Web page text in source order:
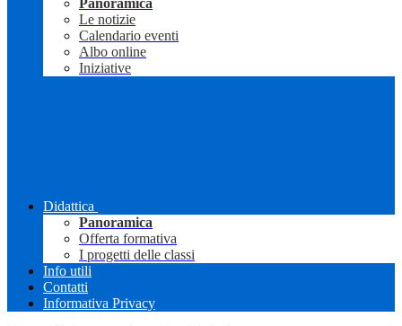
Panoramica
Le notizie
Calendario eventi
Albo online
Iniziative
Didattica
Panoramica
Offerta formativa
I progetti delle classi
Info utili
Contatti
Informativa Privacy